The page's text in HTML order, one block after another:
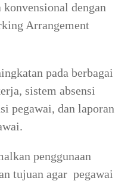
dengan
Arrangement
pada berbagai
sistem absensi
pegawai, dan laporan
penggunaan
tujuan agar pegawai